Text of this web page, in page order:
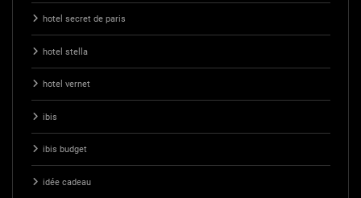
hotel secret de paris
hotel stella
hotel vernet
ibis
ibis budget
idée cadeau